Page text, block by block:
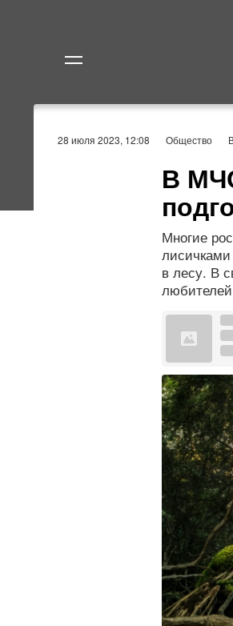
28 июля 2023, 12:08 Общество
В
Многие
в лесу. В